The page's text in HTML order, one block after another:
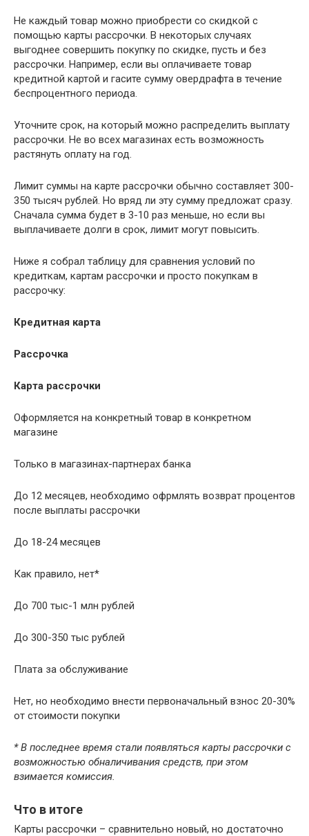
Не каждый товар можно приобрести со скидкой с
помощью карты рассрочки. В некоторых случаях
выгоднее совершить покупку по скидке, пусть и без
рассрочки. Например, если вы оплачиваете товар
кредитной картой и гасите сумму овердрафта в течение
беспроцентного периода.
Уточните срок, на который можно распределить выплату
рассрочки. Не во всех магазинах есть возможность
растянуть оплату на год.
Лимит суммы на карте рассрочки обычно составляет 300-
350 тысяч рублей. Но вряд ли эту сумму предложат сразу.
Сначала сумма будет в 3-10 раз меньше, но если вы
выплачиваете долги в срок, лимит могут повысить.
Ниже я собрал таблицу для сравнения условий по
кредиткам, картам рассрочки и просто покупкам в
рассрочку:
Кредитная карта
Рассрочка
Карта рассрочки
Оформляется на конкретный товар в конкретном
магазине
Только в магазинах-партнерах банка
До 12 месяцев, необходимо офрмлять возврат процентов
после выплаты рассрочки
До 18-24 месяцев
Как правило, нет*
До 700 тыс-1 млн рублей
До 300-350 тыс рублей
Плата за обслуживание
Нет, но необходимо внести первоначальный взнос 20-30%
от стоимости покупки
* В последнее время стали появляться карты рассрочки с
возможностью обналичивания средств, при этом
взимается комиссия.
Что в итоге
Карты рассрочки – сравнительно новый, но достаточно